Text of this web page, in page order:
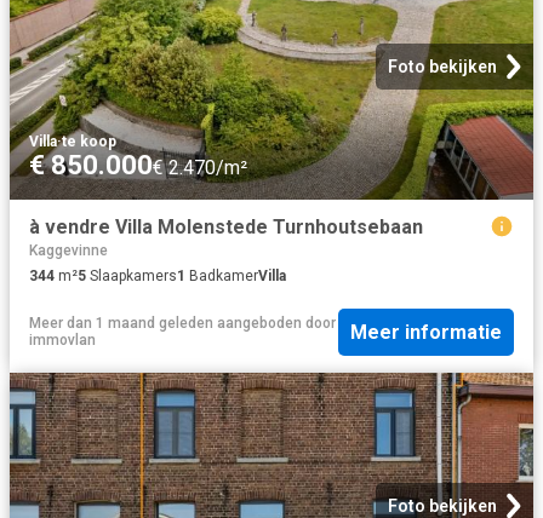
Foto bekijken
Villa·te koop
€ 850.000€ 2.470/m²
à vendre Villa Molenstede Turnhoutsebaan
Kaggevinne
344 m²5 Slaapkamers1 BadkamerVilla
Meer dan 1 maand geleden aangeboden door
immovlan
Meer informatie
Foto bekijken